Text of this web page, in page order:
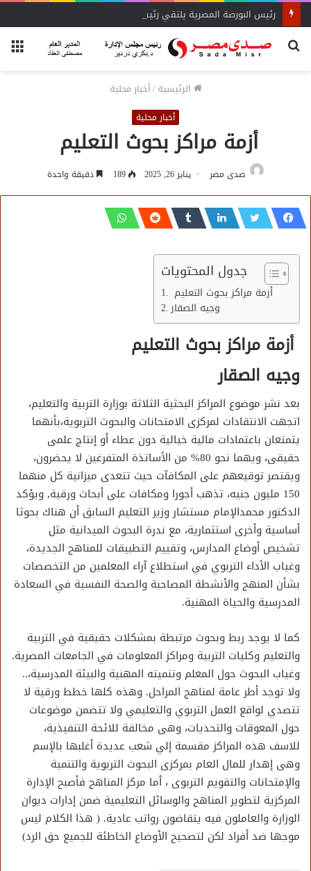
رئيس البورصة المصرية يلتقي رئيس جهاز التمثيل التجاري
بحث
الرئيسية/أخبار محلية
أخبار محلية
أزمة مراكز بحوث التعليم
صدى مصر يناير 26, 2025 189 دقيقة واحدة
جدول المحتويات
أزمة مراكز بحوث التعليم
وجيه الصقار
أزمة مراكز بحوث التعليم
وجيه الصقار
بعد نشر موضوع المراكز البحثية الثلاثة بوزارة التربية والتعليم،
اتجهت الانتقادات لمركزى الامتحانات والبحوث التربوية،بأنهما
يتمتعان باعتمادات مالية خيالية دون عطاء أو إنتاج علمى
حقيقى، ويهما نحو 80% من الأساتذة المتفرغين لا يحضرون،
ويقتصر توقيعهم على المكافآت حيث تتعدى ميزانية كل منهما
150 مليون جنيه، تذهب أجورا ومكافات على أبحاث ورقية, ويؤكد
الدكتور محمدالإمام مستشار وزير التعليم السابق أن هناك بحوثا
أساسية وأخرى استثمارية، مع ندرة البحوث الميدانية مثل
تشخيص أوضاع المدارس، وتقييم التطبيقات للمناهج الجديدة،
وغياب الأداء التربوي في استطلاع آراء المعلمين من التخصصات
بشأن المنهج والأنشطة المصاحبة والصحة النفسية في السعادة
المدرسية والحياة المهنية.
كما لا يوجد ربط وبحوث مرتبطة بمشكلات حقيقية في التربية
والتعليم وكليات التربية ومراكز المعلومات في الجامعات المصرية.
وغياب البحوث حول المعلم وتنميته المهنية والبيئة المدرسية،..
ولا توجد أطر عامة لمناهج المراحل. وهذه كلها خطط ورقية لا
تتصدي لواقع العمل التربوي والتعليمي ولا تتضمن موضوعات
حول المعوقات والتحديات، وهى مخالفة للائحة التنفيذية،
للاسف هذه المراكز مقسمة إلي شعب عديدة أغلبها بالإسم
وهى إهدار للمال العام بمركزى البحوث التربوية والتنمية
والإمتحانات والتقويم التربوى ، أما مركز المناهج فأصبح الإدارة
المركزية لتطوير المناهج والوسائل التعليمية ضمن إدارات ديوان
الوزارة والعاملون فيه يتقاضون رواتب عادية. ( هذا الكلام ليس
موجها ضد أفراد لكن لتصحيح الأوضاع الخاطئة للجميع حق الرد)